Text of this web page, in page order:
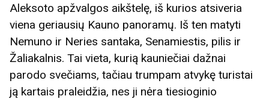
Aleksoto apžvalgos aikštelę, iš kurios atsiveria
viena geriausių Kauno panoramų. Iš ten matyti
Nemuno ir Neries santaka, Senamiestis, pilis ir
Žaliakalnis. Tai vieta, kurią kauniečiai dažnai
parodo svečiams, tačiau trumpam atvykę turistai
ją kartais praleidžia, nes ji nėra tiesioginio